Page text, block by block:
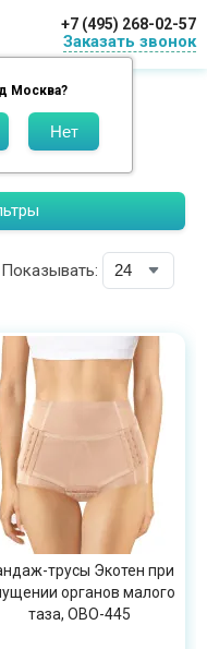
Москва?
+7 (495) 268-02-57
Заказать звонок
Экотен
Показывать:
трусы Экотен при
органов малого
таза, ОВО-445